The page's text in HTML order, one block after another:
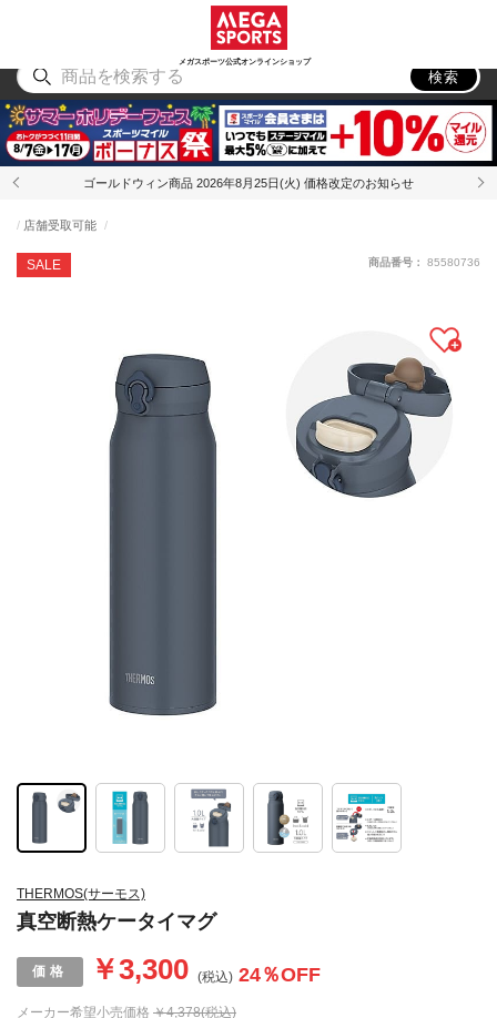
メガスポーツ公式オンラインショップ
アウトドア
検索
ゴールドウィン商品 2026年8月25日(火) 価格改定のお知らせ
THERMOS(サーモス)
真空断熱ケータイマグ
SALE
店舗受取可能
メーカー希望小売価格 ￥4,378(税込)
￥3,300 (税込) 24％OFF
商品番号： 85580736